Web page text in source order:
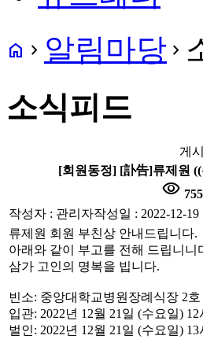
home navigate_next 알림마당 navigate_next
소식피드
게
[회원동정] [訃告]류제원
visibility
작성자 : 관리자작성일 : 2022-12-19
류제원 회원 부친상 안내드립니다.
아래와 같이 부고를 전해 드립니니
삼가 고인의 명복을 빕니다.
빈소: 중앙대학교병원장례식장 2호
입관: 2022년 12월 21일 (수요일) 12
벌인: 2022년 12월 21일 (수요일) 13